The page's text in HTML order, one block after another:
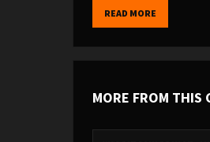
Satoshis Brother
5% Code
SeedorDer
5% Code
5% Code
---
READ MORE
MORE FROM THIS